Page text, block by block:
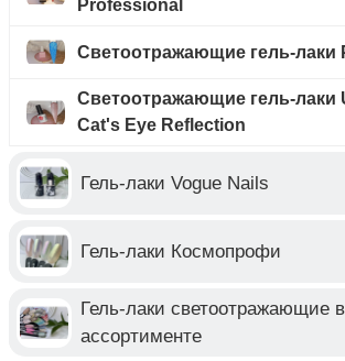
Professional
Светоотражающие гель-лаки
Светоотражающие гель-лаки
Cat's Eye Reflection
Гель-лаки Vogue Nails
Гель-лаки Космопрофи
Гель-лаки светоотражающие в
ассортименте